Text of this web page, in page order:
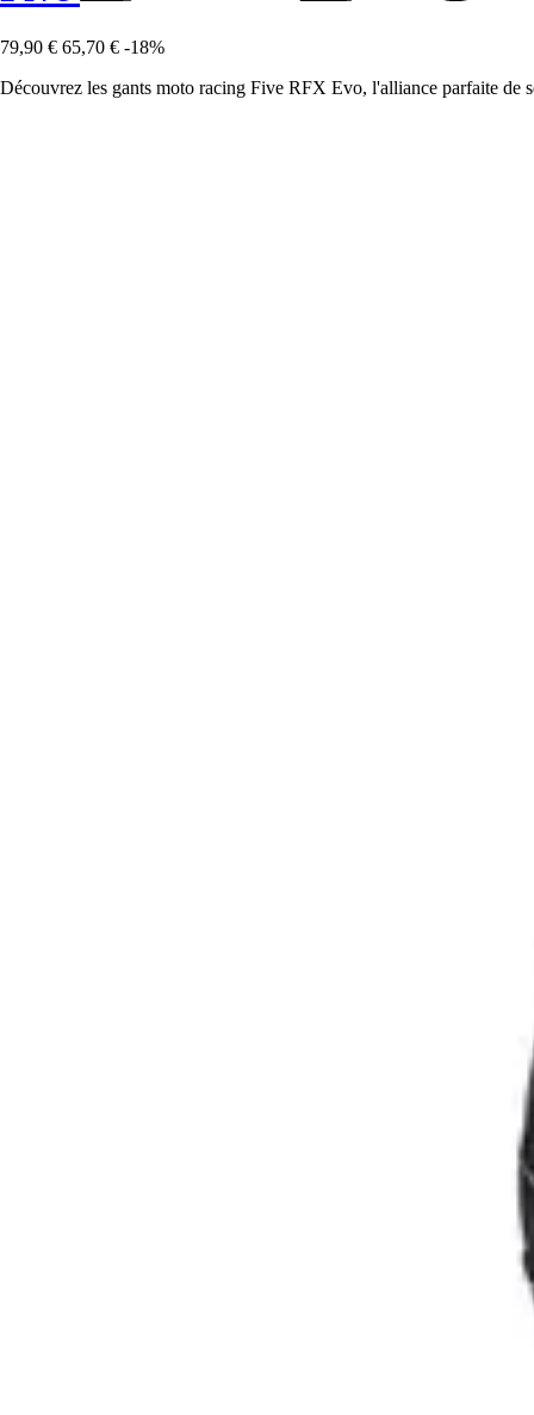
79,90 € 65,70 € -18%
Découvrez les gants moto racing Five RFX Evo, l'alliance parfaite de